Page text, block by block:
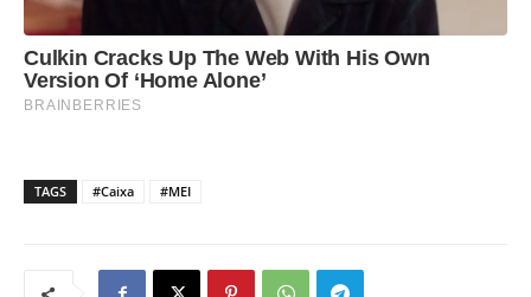
TAGS #Caixa #MEI